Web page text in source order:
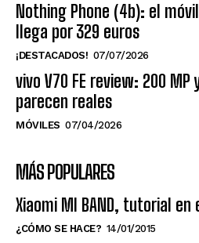
Nothing Phone (4b): el
llega por 329 euros
¡DESTACADOS! 07/07/2026
vivo V70 FE review: 200 MP
parecen reales
MÓVILES 07/04/2026
MÁS POPULARES
Xiaomi MI BAND, tutorial en
¿CÓMO SE HACE? 14/01/2015